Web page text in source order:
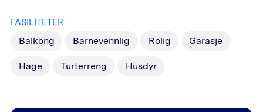
FASILITETER
Balkong Barnevennlig Rolig Garasje
Hage Turterreng Husdyr